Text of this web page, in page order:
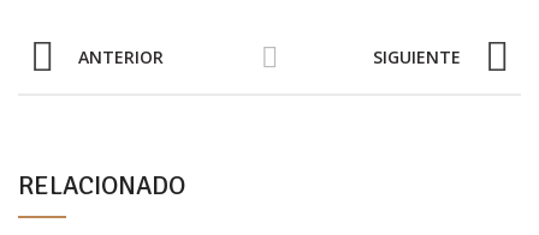
ANTERIOR SIGUIENTE
RELACIONADO